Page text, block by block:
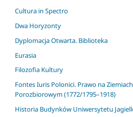
Cultura in Spectro
Dwa Horyzonty
Dyplomacja Otwarta. Biblioteka
Eurasia
Filozofia Kultury
Fontes Iuris Polonici. Prawo na
Porozbiorowym (1772/1795–1918)
Historia Budynków Uniwersytetu